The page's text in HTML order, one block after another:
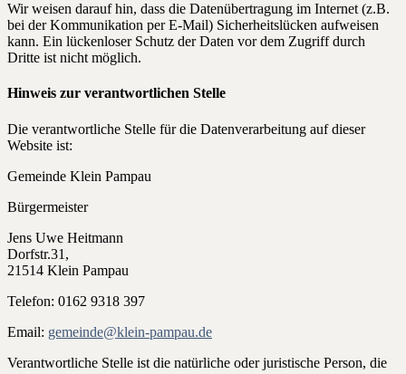
Wir weisen darauf hin, dass die Datenübertragung im Internet (z.B.
bei der Kommunikation per E-Mail) Sicherheitslücken aufweisen
kann. Ein lückenloser Schutz der Daten vor dem Zugriff durch
Dritte ist nicht möglich.
Hinweis zur verantwortlichen Stelle
Die verantwortliche Stelle für die Datenverarbeitung auf dieser
Website ist:
Gemeinde Klein Pampau
Bürgermeister
Jens Uwe Heitmann
Dorfstr.31,
21514 Klein Pampau
Telefon: 0162 9318 397
Email: gemeinde@klein-pampau.de
Verantwortliche Stelle ist die natürliche oder juristische Person, die